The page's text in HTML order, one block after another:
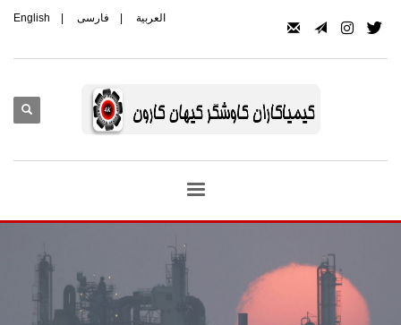
English العربیة فارسی